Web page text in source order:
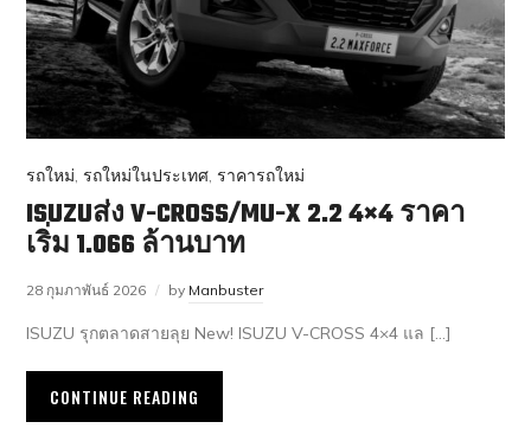
รถใหม่,รถใหม่ในประเทศ,ราคารถใหม่
ISUZUส่ง V-CROSS/MU-X 2.2 4×4 ราคา
เริ่ม 1.066 ล้านบาท
28 กุมภาพันธ์ 2026 by Manbuster
ISUZU รุกตลาดสายลุย New! ISUZU V-CROSS 4×4 แล […]
CONTINUE READING